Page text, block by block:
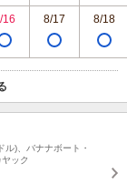
16 8/17 8/18
)、バナナボート・
ック